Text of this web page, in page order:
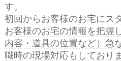
す。
初回からお客様のお宅にス
お客様のお宅の情報を把握
内容・道具の位置など）急
職時の現場対応もしており